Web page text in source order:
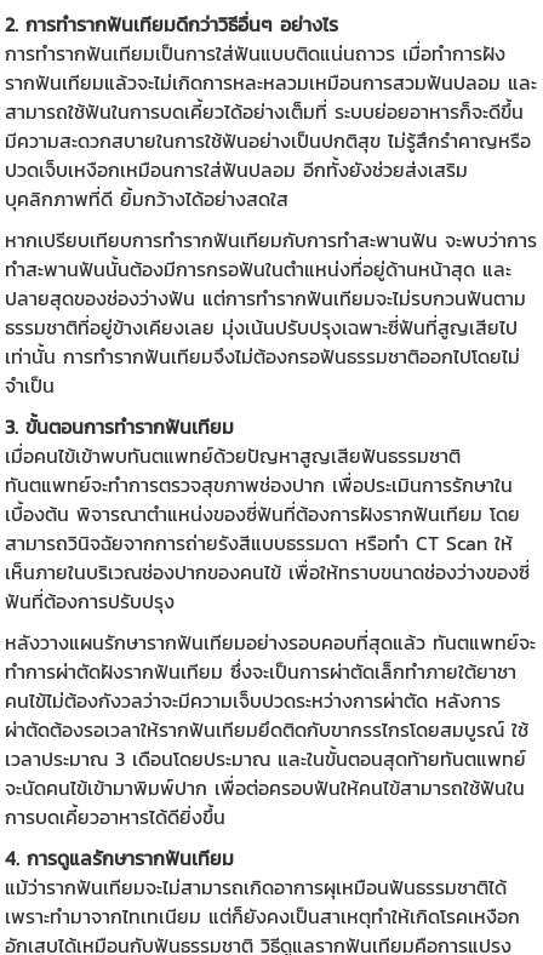
2. การทำรากฟันเทียมดีกว่าวิธีอื่นๆ อย่างไร
การทำรากฟันเทียมเป็นการใส่ฟันแบบติดแน่นถาวร เมื่อทำการฝัง
รากฟันเทียมแล้วจะไม่เกิดการหละหลวมเหมือนการสวมฟันปลอม และ
สามารถใช้ฟันในการบดเคี้ยวได้อย่างเต็มที่ ระบบย่อยอาหารก็จะดีขึ้น
มีความสะดวกสบายในการใช้ฟันอย่างเป็นปกติสุข ไม่รู้สึกรำคาญหรือ
ปวดเจ็บเหงือกเหมือนการใส่ฟันปลอม อีกทั้งยังช่วยส่งเสริม
บุคลิกภาพที่ดี ยิ้มกว้างได้อย่างสดใส
หากเปรียบเทียบการทำรากฟันเทียมกับการทำสะพานฟัน จะพบว่าการ
ทำสะพานฟันนั้นต้องมีการกรอฟันในตำแหน่งที่อยู่ด้านหน้าสุด และ
ปลายสุดของช่องว่างฟัน แต่การทำรากฟันเทียมจะไม่รบกวนฟันตาม
ธรรมชาติที่อยู่ข้างเคียงเลย มุ่งเน้นปรับปรุงเฉพาะซี่ฟันที่สูญเสียไป
เท่านั้น การทำรากฟันเทียมจึงไม่ต้องกรอฟันธรรมชาติออกไปโดยไม่
จำเป็น
3. ขั้นตอนการทำรากฟันเทียม
เมื่อคนไข้เข้าพบทันตแพทย์ด้วยปัญหาสูญเสียฟันธรรมชาติ
ทันตแพทย์จะทำการตรวจสุขภาพช่องปาก เพื่อประเมินการรักษาใน
เบื้องต้น พิจารณาตำแหน่งของซี่ฟันที่ต้องการฝังรากฟันเทียม โดย
สามารถวินิจฉัยจากการถ่ายรังสีแบบธรรมดา หรือทำ CT Scan ให้
เห็นภายในบริเวณช่องปากของคนไข้ เพื่อให้ทราบขนาดช่องว่างของซี่
ฟันที่ต้องการปรับปรุง
หลังวางแผนรักษารากฟันเทียมอย่างรอบคอบที่สุดแล้ว ทันตแพทย์จะ
ทำการผ่าตัดฝังรากฟันเทียม ซึ่งจะเป็นการผ่าตัดเล็กทำภายใต้ยาชา
คนไข้ไม่ต้องกังวลว่าจะมีความเจ็บปวดระหว่างการผ่าตัด หลังการ
ผ่าตัดต้องรอเวลาให้รากฟันเทียมยึดติดกับขากรรไกรโดยสมบูรณ์ ใช้
เวลาประมาณ 3 เดือนโดยประมาณ และในขั้นตอนสุดท้ายทันตแพทย์
จะนัดคนไข้เข้ามาพิมพ์ปาก เพื่อต่อครอบฟันให้คนไข้สามารถใช้ฟันใน
การบดเคี้ยวอาหารได้ดียิ่งขึ้น
4. การดูแลรักษารากฟันเทียม
แม้ว่ารากฟันเทียมจะไม่สามารถเกิดอาการผุเหมือนฟันธรรมชาติได้
เพราะทำมาจากไทเทเนียม แต่ก็ยังคงเป็นสาเหตุทำให้เกิดโรคเหงือก
อักเสบได้เหมือนกับฟันธรรมชาติ วิธีดูแลรากฟันเทียมคือการแปรง